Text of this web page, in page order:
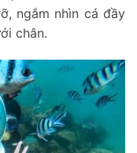
ngắm nhìn cá đầy
chân.